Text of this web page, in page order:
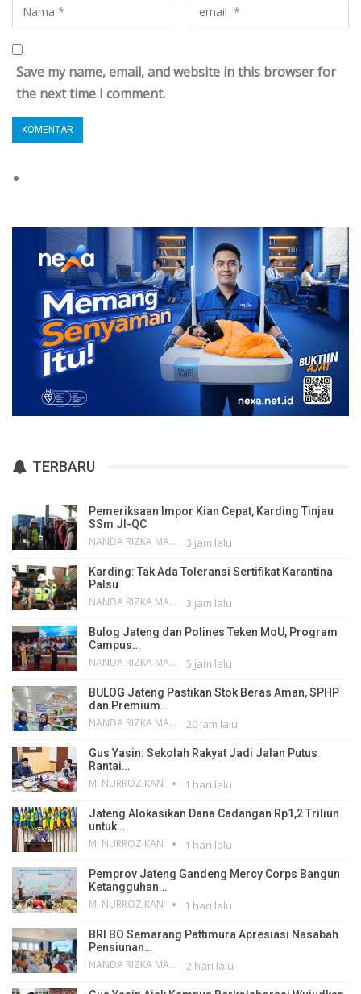
Save my name, email, and website in this browser for
the next time I comment.
TERBARU
Pemeriksaan Impor Kian Cepat, Karding Tinjau
SSm JI-QC
NANDA RIZKA MAHENDRA 3 jam lalu
Karding: Tak Ada Toleransi Sertifikat Karantina
Palsu
NANDA RIZKA MAHENDRA 3 jam lalu
Bulog Jateng dan Polines Teken MoU, Program
Campus…
NANDA RIZKA MAHENDRA 5 jam lalu
BULOG Jateng Pastikan Stok Beras Aman, SPHP
dan Premium…
NANDA RIZKA MAHENDRA 20 jam lalu
Gus Yasin: Sekolah Rakyat Jadi Jalan Putus
Rantai…
M. NURROZIKAN 1 hari lalu
Jateng Alokasikan Dana Cadangan Rp1,2 Triliun
untuk…
M. NURROZIKAN 1 hari lalu
Pemprov Jateng Gandeng Mercy Corps Bangun
Ketangguhan…
M. NURROZIKAN 1 hari lalu
BRI BO Semarang Pattimura Apresiasi Nasabah
Pensiunan…
NANDA RIZKA MAHENDRA 2 hari lalu